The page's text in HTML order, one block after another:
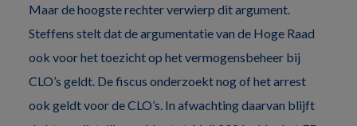
Maar de hoogste rechter verwierp dit argument.
Steffens stelt dat de argumentatie van de Hoge Raad
ook voor het toezicht op het vermogensbeheer bij
CLO’s geldt. De fiscus onderzoekt nog of het arrest
ook geldt voor de CLO’s. In afwachting daarvan blijft